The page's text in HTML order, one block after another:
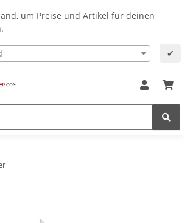
um Preise und Artikel für deinen
✔